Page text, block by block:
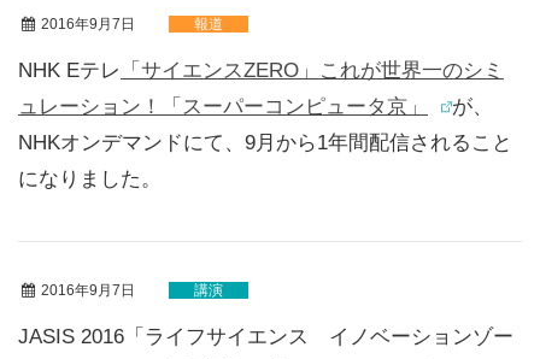
2016年9月7日 報道
NHK Eテレ
「サイエンスZERO」これが世界一のシミ
ュレーション！「スーパーコンピュータ京」
が、
NHKオンデマンドにて、9月から1年間配信されること
になりました。
2016年9月7日 講演
JASIS 2016「ライフサイエンス イノベーションゾー